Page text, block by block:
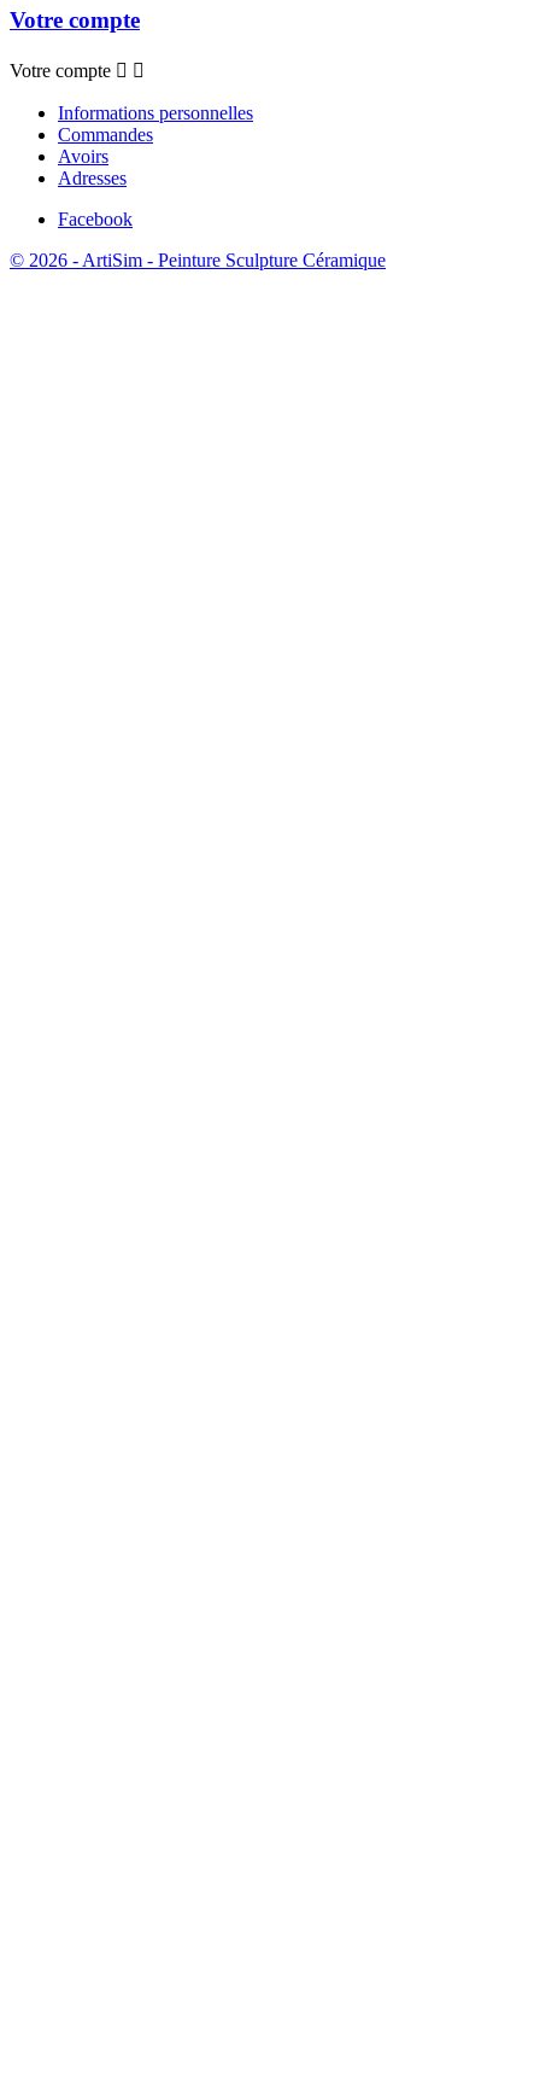
Votre compte
Votre compte  
Informations personnelles
Commandes
Avoirs
Adresses
Facebook
© 2026 - ArtiSim - Peinture Sculpture Céramique